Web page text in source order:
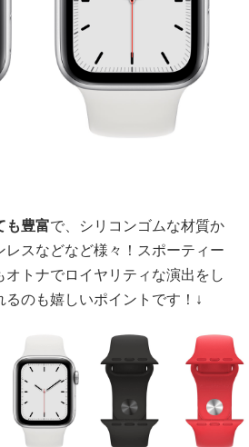
も豊富で、シリコンゴムな材質か
レスなどなど様々！スポーティー
オトナでロイヤリティな演出をし
のも嬉しいポイントです！↓